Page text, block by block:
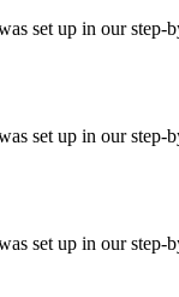
set up in our
set up in our
set up in our